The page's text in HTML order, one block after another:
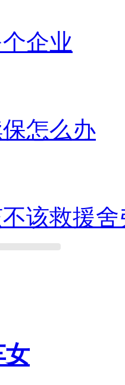
企业
怎么办
该救援舍
女